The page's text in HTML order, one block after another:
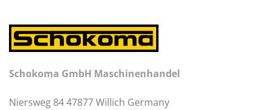
Schokoma GmbH Maschinenhandel
Niersweg 84 47877 Willich Germany